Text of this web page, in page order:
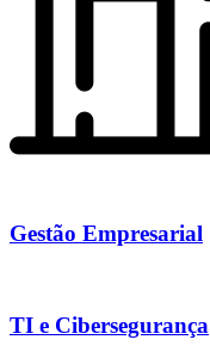
Gestão Empresarial
TI e Cibersegurança